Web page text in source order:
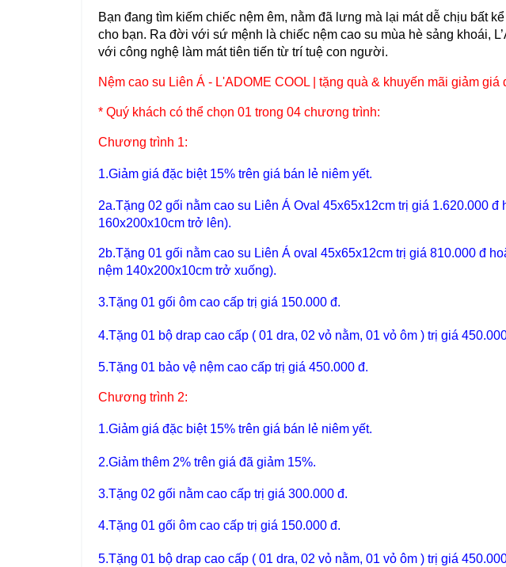
Bạn đang tìm kiếm chiếc nệm êm, nằm đã lưng mà lại mát dễ chịu bất
cho bạn. Ra đời với sứ mệnh là chiếc nệm cao su mùa hè sảng khoái,
với công nghệ làm mát tiên tiến từ trí tuệ con người.
Nệm cao su Liên Á - L'ADOME COOL | tặng quà & khuyến mãi giảm giá
* Quý khách có thể chọn 01 trong 04 chương trình:
Chương trình 1:
1.Giảm giá đặc biệt 15% trên giá bán lẻ niêm yết.
2a.Tặng 02 gối nằm cao su Liên Á Oval 45x65x12cm trị giá 1.620.000
160x200x10cm trở lên).
2b.Tặng 01 gối nằm cao su Liên Á oval 45x65x12cm trị giá 810.000 đ
nệm 140x200x10cm trở xuống).
3.Tặng 01 gối ôm cao cấp trị giá 150.000 đ.
4.Tặng 01 bộ drap cao cấp ( 01 dra, 02 vỏ nằm, 01 vỏ ôm ) trị giá
5.Tặng 01 bảo vệ nệm cao cấp trị giá 450.000 đ.
Chương trình 2:
1.Giảm giá đặc biệt 15% trên giá bán lẻ niêm yết.
2.Giảm thêm 2% trên giá đã giảm 15%.
3.Tặng 02 gối nằm cao cấp trị giá 300.000 đ.
4.Tặng 01 gối ôm cao cấp trị giá 150.000 đ.
5.Tặng 01 bộ drap cao cấp ( 01 dra, 02 vỏ nằm, 01 vỏ ôm ) trị giá